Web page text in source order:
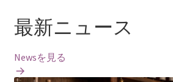
最新ニュース
Newsを見る